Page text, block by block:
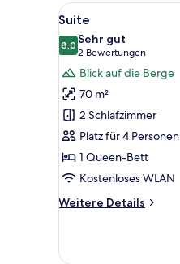
Alle
Fotos
für
Suite
anzeigen
4
Suite
8,08,0 von 10
Sehr gut
2 Bewertungen
(2
Bewertungen)
Blick auf die Berge
70 m²
2 Schlafzimmer
Platz für 4 Personen
1 Queen-Bett
Kostenloses WLAN
Weitere Details
Weitere